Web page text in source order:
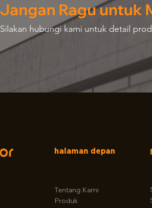
Jangan Ragu untuk
Silakan hubungi kami untuk detail
halaman depan
Tentang Kami
Produk